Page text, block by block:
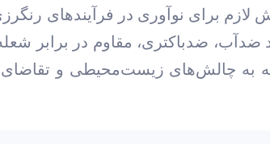
لازم برای نوآوری در فرآیندهای
ضدباکتری، مقاوم در برابر
به چالش‌های زیست‌محیطی و